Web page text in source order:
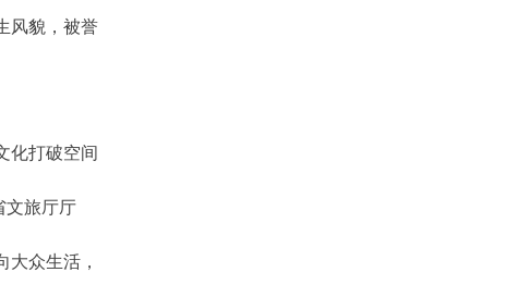
风貌，被誉
化打破空间
文旅厅厅
众生活，